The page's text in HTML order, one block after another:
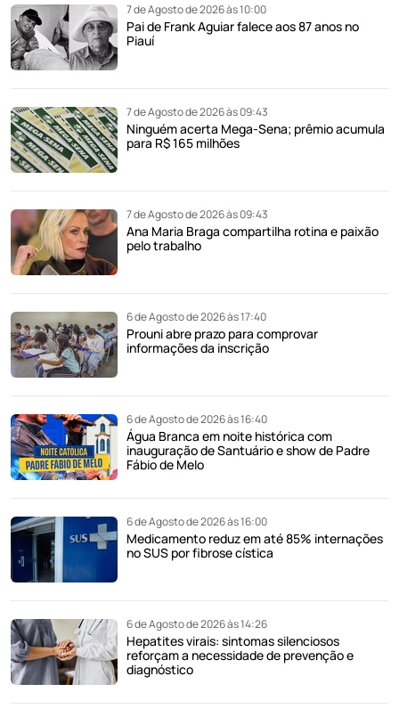
7 de Agosto de 2026 às 10:00
Pai de Frank Aguiar falece aos 87 anos no
Piauí
7 de Agosto de 2026 às 09:43
Ninguém acerta Mega-Sena; prêmio acumula
para R$ 165 milhões
7 de Agosto de 2026 às 09:43
Ana Maria Braga compartilha rotina e paixão
pelo trabalho
6 de Agosto de 2026 às 17:40
Prouni abre prazo para comprovar
informações da inscrição
6 de Agosto de 2026 às 16:40
Água Branca em noite histórica com
inauguração de Santuário e show de Padre
Fábio de Melo
6 de Agosto de 2026 às 16:00
Medicamento reduz em até 85% internações
no SUS por fibrose cística
6 de Agosto de 2026 às 14:26
Hepatites virais: sintomas silenciosos
reforçam a necessidade de prevenção e
diagnóstico